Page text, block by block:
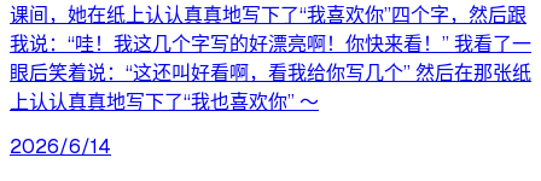
课间，她在纸上认认真真地写下了“我喜欢你”四个字，然后跟
我说：“哇！我这几个字写的好漂亮啊！你快来看！” 我看了一
眼后笑着说：“这还叫好看啊，看我给你写几个” 然后在那张纸
上认认真真地写下了“我也喜欢你” ​～
2026/6/14